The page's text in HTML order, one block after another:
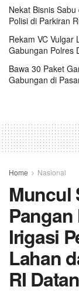
Nekat Bisnis
Polisi di Parkiran
Rekam VC Vulgar
Gabungan Polres
Bawa 30 Paket
Gabungan di
Home Nasional
Muncul
Irigasi
Lahan
RI